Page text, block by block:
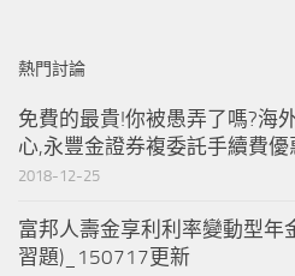
熱門討論
免費的最貴!你被愚弄了嗎?海
心,永豐金證券複委託手續費優
2018-12-25
富邦人壽金享利利率變動型年
習題)_150717更新